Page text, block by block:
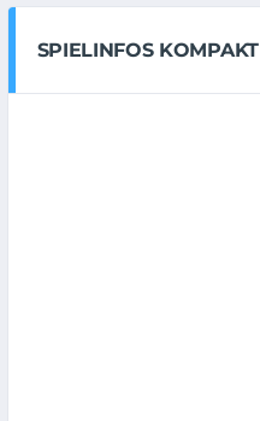
SPIELINFOS KOMPAKT